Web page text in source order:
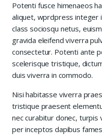
Potenti fusce himenaeos
aliquet, wprdpress integer
class sociosqu netus,
gravida eleifend viverra
consectetur. Potenti ante
scelerisque tristique,
duis viverra in commodo.
Nisi habitasse viverra
tristique praesent
nec curabitur donec, turpis
per inceptos dapibus